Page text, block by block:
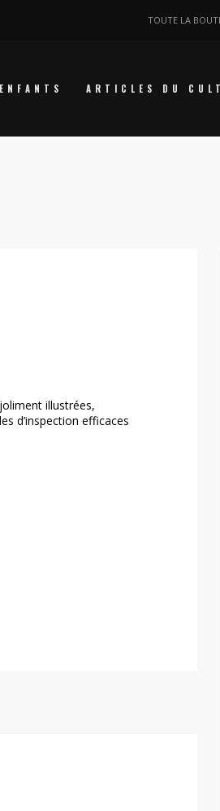
TOUTE LA
ARTICLES DU
illustrées,
d’inspection efficaces